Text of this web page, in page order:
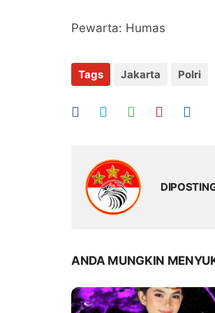
Pewarta: Humas
Tags Jakarta Polri
ANDA MUNGKIN